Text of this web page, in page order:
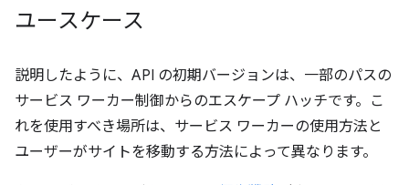
ユースケース
説明したように、API の初期バージョンは、一部のパスの
サービス ワーカー制御からのエスケープ ハッチです。こ
れを使用すべき場所は、サービス ワーカーの使用方法と
ユーザーがサイトを移動する方法によって異なります。